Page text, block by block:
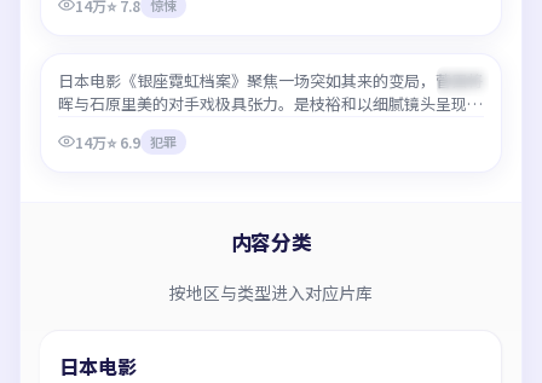
务，热门时段也能保持清晰码率。
14万⭐7.8 惊悚
热门
日本电影《银座霓虹档案》聚焦一场突如其来的变局，菅田将
晖与石原里美的对手戏极具张力。是枝裕和以细腻镜头呈现犯
完，无需等待更新。
14万⭐6.9 犯罪
内容分类
按地区与类型进入对应片库
日本电影